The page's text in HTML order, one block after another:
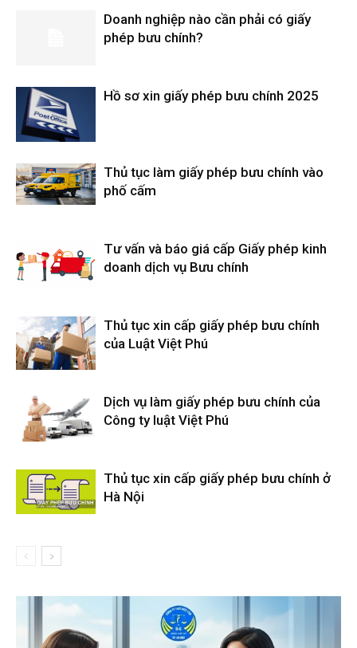
Doanh nghiệp nào cần phải có giấy
phép bưu chính?
Hồ sơ xin giấy phép bưu chính 2025
Thủ tục làm giấy phép bưu chính vào
phố cấm
Tư vấn và báo giá cấp Giấy phép kinh
doanh dịch vụ Bưu chính
Thủ tục xin cấp giấy phép bưu chính
của Luật Việt Phú
Dịch vụ làm giấy phép bưu chính của
Công ty luật Việt Phú
Thủ tục xin cấp giấy phép bưu chính ở
Hà Nội